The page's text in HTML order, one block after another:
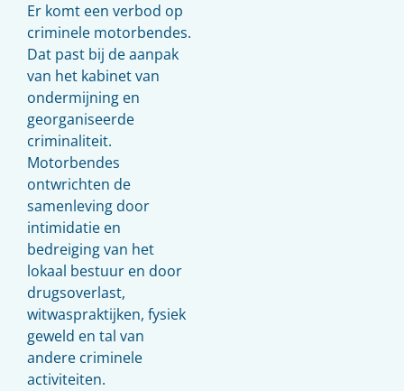
Er komt een verbod op
criminele motorbendes.
Dat past bij de aanpak
van het kabinet van
ondermijning en
georganiseerde
criminaliteit.
Motorbendes
ontwrichten de
samenleving door
intimidatie en
bedreiging van het
lokaal bestuur en door
drugsoverlast,
witwaspraktijken, fysiek
geweld en tal van
andere criminele
activiteiten.